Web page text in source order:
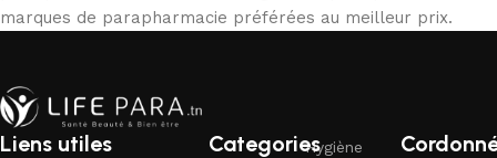
marques de parapharmacie préférées au meilleur prix.
Liens utiles CategoriesHygiène